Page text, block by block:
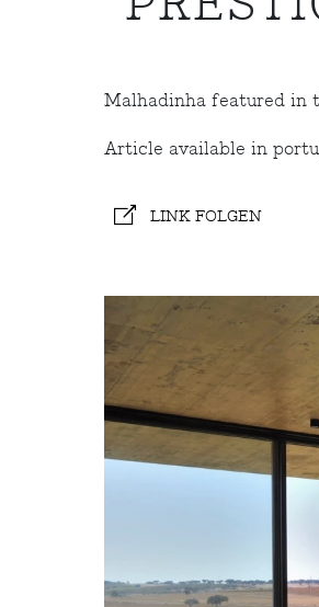
Malhadinha featured in
Article available in
LINK FOLGEN